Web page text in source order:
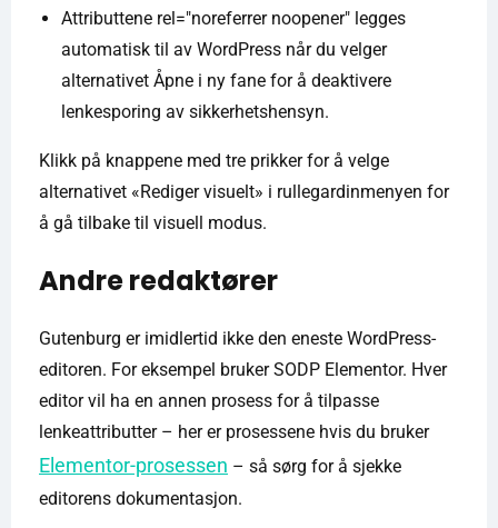
Attributtene rel="noreferrer noopener" legges
automatisk til av WordPress når du velger
alternativet Åpne i ny fane for å deaktivere
lenkesporing av sikkerhetshensyn.
Klikk på knappene med tre prikker for å velge
alternativet «Rediger visuelt» i rullegardinmenyen for
å gå tilbake til visuell modus.
Andre redaktører
Gutenburg er imidlertid ikke den eneste WordPress-
editoren. For eksempel bruker SODP Elementor. Hver
editor vil ha en annen prosess for å tilpasse
lenkeattributter – her er prosessene hvis du bruker
Elementor-prosessen – så sørg for å sjekke
editorens dokumentasjon.